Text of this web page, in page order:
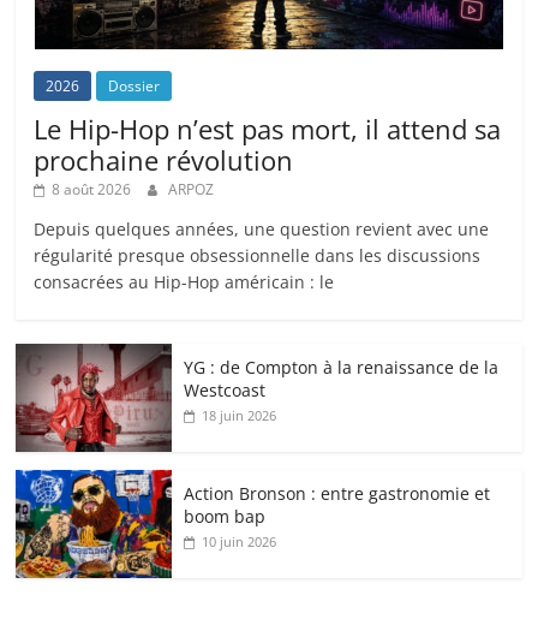
2026 Dossier
Le Hip-Hop n’est pas mort, il attend sa
prochaine révolution
8 août 2026 ARPOZ
Depuis quelques années, une question revient avec une
régularité presque obsessionnelle dans les discussions
consacrées au Hip-Hop américain : le
YG : de Compton à la renaissance de la
Westcoast
18 juin 2026
Action Bronson : entre gastronomie et
boom bap
10 juin 2026